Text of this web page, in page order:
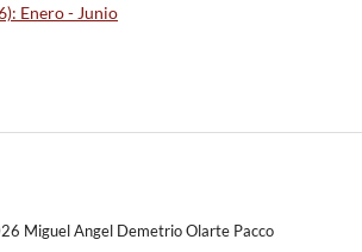
Enero - Junio
Miguel Angel Demetrio Olarte Pacco